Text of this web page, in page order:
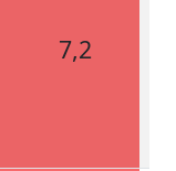
7,2